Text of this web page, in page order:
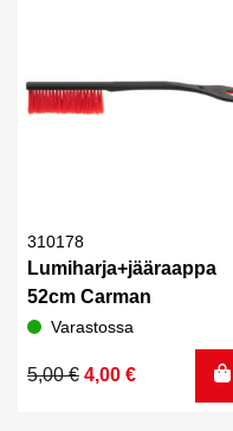
310178
Lumiharja+jääraappa
52cm Carman
Varastossa
5,00€
Alkuperäinen
4,00 €
Nykyinen